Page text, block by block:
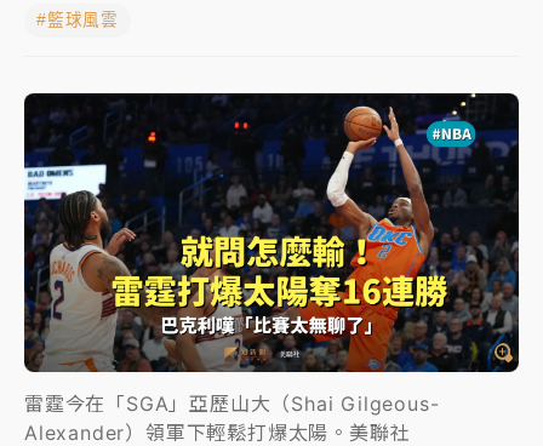
暑假過三周才推「E宿新北打卡趣」！抽獎程序複雜 觀
旅局回應了
中信慈善基金會想增加董事人數！辜仲諒向法院聲請遭
駁 理由曝光
故宮《龍藏經》特展第2檔！今線上預約開賣一度塞車
周六起展出延長至晚上7時
台東農業處長涉圖利渡假村！東檢抗告成功 今重開羈
押庭
父親節泡湯了！中颱白海豚雨彈轟3天 「紅到發紫」降
#籃球風雲
雷霆今在「SGA」亞歷山大（Shai Gilgeous-
Alexander）領軍下輕鬆打爆太陽。美聯社